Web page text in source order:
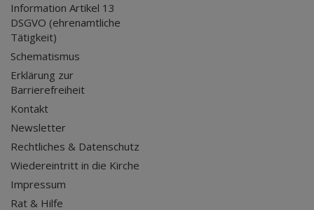
Information Artikel 13
DSGVO (ehrenamtliche
Tätigkeit)
Schematismus
Erklärung zur
Barrierefreiheit
Kontakt
Newsletter
Rechtliches & Datenschutz
Wiedereintritt in die Kirche
Impressum
Rat & Hilfe